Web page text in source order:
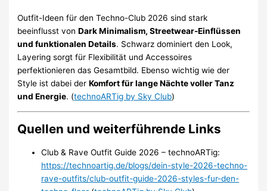
Outfit-Ideen für den Techno-Club 2026 sind stark
beeinflusst vonDark Minimalism, Streetwear-Einflüssen
und funktionalen Details. Schwarz dominiert den Look,
Layering sorgt für Flexibilität und Accessoires
perfektionieren das Gesamtbild. Ebenso wichtig wie der
Style ist dabei derKomfort für lange Nächte voller Tanz
und Energie. (technoARTig by Sky Club)
Quellen und weiterführende Links
Club & Rave Outfit Guide 2026 – technoARTig:
https://technoartig.de/blogs/dein-style-2026-techno-
rave-outfits/club-outfit-guide-2026-styles-fur-den-